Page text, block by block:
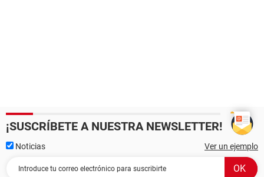
¡SUSCRÍBETE A NUESTRA NEWSLETTER!
Noticias Ver un ejemplo